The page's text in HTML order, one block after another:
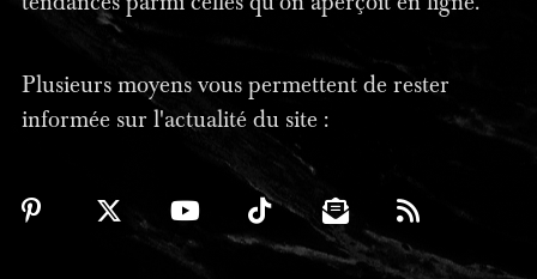
Plusieurs moyens vous permettent de rester
informée sur l'actualité du site :